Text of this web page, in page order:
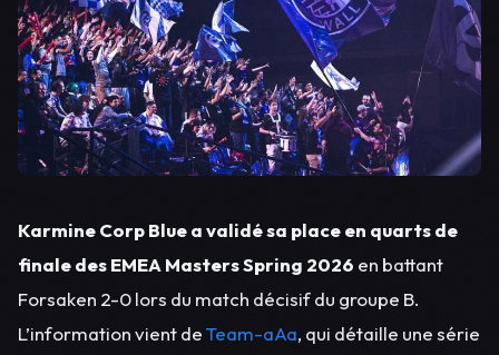
Karmine Corp Blue a validé sa place en quarts de
finale des EMEA Masters Spring 2026 en battant
Forsaken 2-0 lors du match décisif du groupe B.
L’information vient deTeam-aAa, qui détaille une série